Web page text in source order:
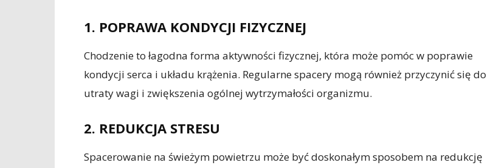
1. POPRAWA KONDYCJI FIZYCZNEJ
Chodzenie to łagodna forma aktywności fizycznej, która może pomóc w poprawie
kondycji serca i układu krążenia. Regularne spacery mogą również przyczynić się do
utraty wagi i zwiększenia ogólnej wytrzymałości organizmu.
2. REDUKCJA STRESU
Spacerowanie na świeżym powietrzu może być doskonałym sposobem na redukcję